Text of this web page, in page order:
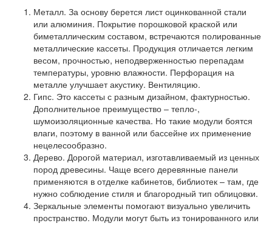
Металл. За основу берется лист оцинкованной стали
или алюминия. Покрытие порошковой краской или
биметаллическим составом, встречаются полированные
металлические кассеты. Продукция отличается легким
весом, прочностью, неподверженностью перепадам
температуры, уровню влажности. Перфорация на
металле улучшает акустику. Вентиляцию.
Гипс. Это кассеты с разным дизайном, фактурностью.
Дополнительное преимущество – тепло-,
шумоизоляционные качества. Но такие модули боятся
влаги, поэтому в ванной или бассейне их применение
нецелесообразно.
Дерево. Дорогой материал, изготавливаемый из ценных
пород древесины. Чаще всего деревянные панели
применяются в отделке кабинетов, библиотек – там, где
нужно соблюдение стиля и благородный тип облицовки.
Зеркальные элементы помогают визуально увеличить
пространство. Модули могут быть из тонированного или